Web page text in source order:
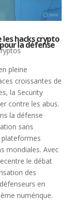
hacks crypto
pour la défense
pleine
croissantes de
la Security
contre les abus.
la défense
sans
mondiales. Avec
le débat
des
en
numérique.